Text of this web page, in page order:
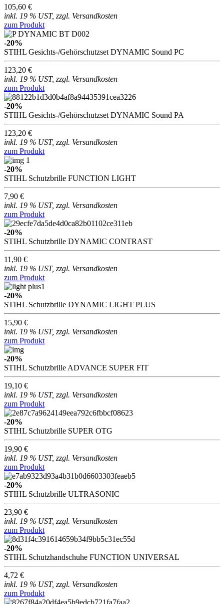
105,60 €
inkl. 19 % UST, zzgl. Versandkosten
zum Produkt
-20%
STIHL Gesichts-/Gehörschutzset DYNAMIC Sound PC
123,20 €
inkl. 19 % UST, zzgl. Versandkosten
zum Produkt
-20%
STIHL Gesichts-/Gehörschutzset DYNAMIC Sound PA
123,20 €
inkl. 19 % UST, zzgl. Versandkosten
zum Produkt
-20%
STIHL Schutzbrille FUNCTION LIGHT
7,90 €
inkl. 19 % UST, zzgl. Versandkosten
zum Produkt
-20%
STIHL Schutzbrille DYNAMIC CONTRAST
11,90 €
inkl. 19 % UST, zzgl. Versandkosten
zum Produkt
-20%
STIHL Schutzbrille DYNAMIC LIGHT PLUS
15,90 €
inkl. 19 % UST, zzgl. Versandkosten
zum Produkt
-20%
STIHL Schutzbrille ADVANCE SUPER FIT
19,10 €
inkl. 19 % UST, zzgl. Versandkosten
zum Produkt
-20%
STIHL Schutzbrille SUPER OTG
19,90 €
inkl. 19 % UST, zzgl. Versandkosten
zum Produkt
-20%
STIHL Schutzbrille ULTRASONIC
23,90 €
inkl. 19 % UST, zzgl. Versandkosten
zum Produkt
-20%
STIHL Schutzhandschuhe FUNCTION UNIVERSAL
4,72 €
inkl. 19 % UST, zzgl. Versandkosten
zum Produkt